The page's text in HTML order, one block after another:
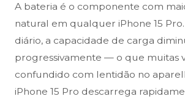
A bateria é o componente com
natural em qualquer iPhone 15
diário, a capacidade de carga
progressivamente — o que muitas
confundido com lentidão no
iPhone 15 Pro descarrega